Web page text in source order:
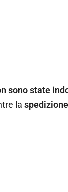
sono state
la